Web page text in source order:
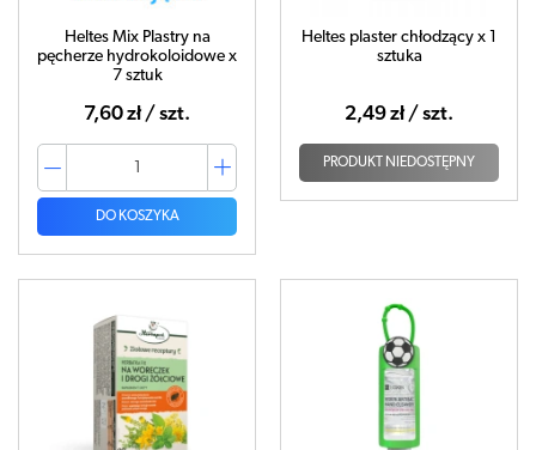
Heltes Mix Plastry na
pęcherze hydrokoloidowe x
7 sztuk
7,60 zł / szt.
DO KOSZYKA
Heltes plaster chłodzący x 1
sztuka
2,49 zł / szt.
PRODUKT NIEDOSTĘPNY